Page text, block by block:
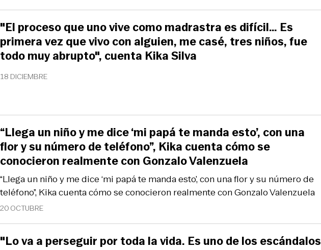
18 DICIEMBRE
"El proceso que uno vive como madrastra es difícil… Es
primera vez que vivo con alguien, me casé, tres niños, fue
todo muy abrupto", cuenta Kika Silva
20 OCTUBRE
“Llega un niño y me dice ‘mi papá te manda esto’, con una flor y su número de
teléfono”, Kika cuenta cómo se conocieron realmente con Gonzalo Valenzuela
“Llega un niño y me dice ‘mi papá te manda esto’, con una
flor y su número de teléfono”, Kika cuenta cómo se
conocieron realmente con Gonzalo Valenzuela
"Lo va a perseguir por toda la vida. Es uno de los escándalos